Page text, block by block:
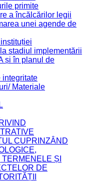
primite
a încălcărilor legii
unei agende de
stadiul implementării
și în planul de
integritate
Materiale
CUPRINZÂND
ȘI
DE